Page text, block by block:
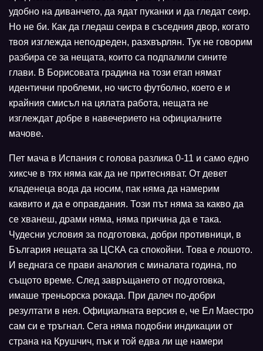
удобно на диванчето, да ядат пуканки и да гледат сеир.
Но не би. Как да гледаш сеира в съседния двор, когато
твоя изглежда неподреден, разхвърлян. Тук не говорим
разбира се за нещата, които са подпалили сините
глави. В Борисовата градина на този етап нямат
идентични проблеми, но чисто футболно, което е и
крайния смисъл на цялата работа, нещата не
изглеждат добре в навечерието на официалните
мачове.
Пет мача в Испания с голова разлика 0-11 и само едно
хиксче в тях няма как да не притесняват. От девет
кладенеца вода да носим, пак няма да намерим
каквито и да е оправдания. Този път няма за какво да
се хванеш, драми няма, няма причина да е така.
Чудесни условия за подготовка, добри противници, в
България нещата за ЦСКА са спокойни. Това е лошото.
И веднага се прави аналогия с миналата година, по
същото време. След завръщането от подготовка,
имаше треньорска рокада. При далеч по-добри
резултати в нея. Официалната версия е, че Ел Маестро
сам си е тръгнал. Сега няма подобни индикации от
страна на Крушчич, пък и той едва ли ще намери